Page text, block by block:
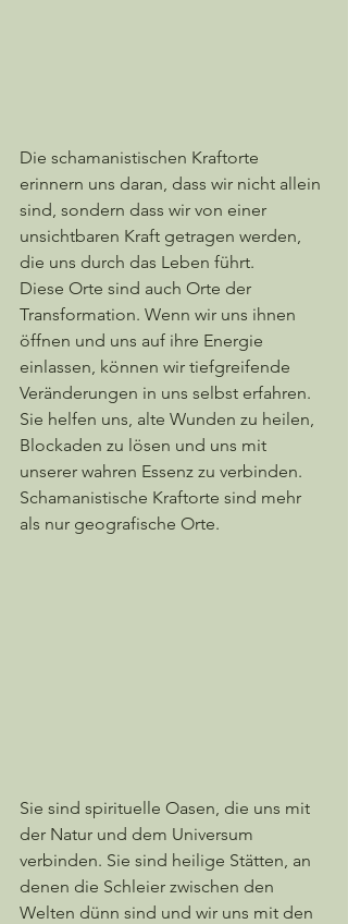
Die schamanistischen Kraftorte
erinnern uns daran, dass wir nicht allein
sind, sondern dass wir von einer
unsichtbaren Kraft getragen werden,
die uns durch das Leben führt.
Diese Orte sind auch Orte der
Transformation. Wenn wir uns ihnen
öffnen und uns auf ihre Energie
einlassen, können wir tiefgreifende
Veränderungen in uns selbst erfahren.
Sie helfen uns, alte Wunden zu heilen,
Blockaden zu lösen und uns mit
unserer wahren Essenz zu verbinden.
Schamanistische Kraftorte sind mehr
als nur geografische Orte.
Sie sind spirituelle Oasen, die uns mit
der Natur und dem Universum
verbinden. Sie sind heilige Stätten, an
denen die Schleier zwischen den
Welten dünn sind und wir uns mit den